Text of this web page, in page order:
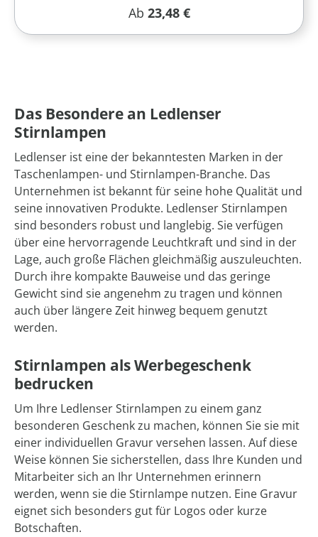
Regulärer Preis:
Ab 23,48 €
Das Besondere an Ledlenser
Stirnlampen
Ledlenser ist eine der bekanntesten Marken in der
Taschenlampen- und Stirnlampen-Branche. Das
Unternehmen ist bekannt für seine hohe Qualität und
seine innovativen Produkte. Ledlenser Stirnlampen
sind besonders robust und langlebig. Sie verfügen
über eine hervorragende Leuchtkraft und sind in der
Lage, auch große Flächen gleichmäßig auszuleuchten.
Durch ihre kompakte Bauweise und das geringe
Gewicht sind sie angenehm zu tragen und können
auch über längere Zeit hinweg bequem genutzt
werden.
Stirnlampen als Werbegeschenk
bedrucken
Um Ihre Ledlenser Stirnlampen zu einem ganz
besonderen Geschenk zu machen, können Sie sie mit
einer individuellen Gravur versehen lassen. Auf diese
Weise können Sie sicherstellen, dass Ihre Kunden und
Mitarbeiter sich an Ihr Unternehmen erinnern
werden, wenn sie die Stirnlampe nutzen. Eine Gravur
eignet sich besonders gut für Logos oder kurze
Botschaften.